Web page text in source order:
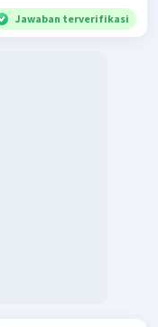
Jawaban terverifikasi